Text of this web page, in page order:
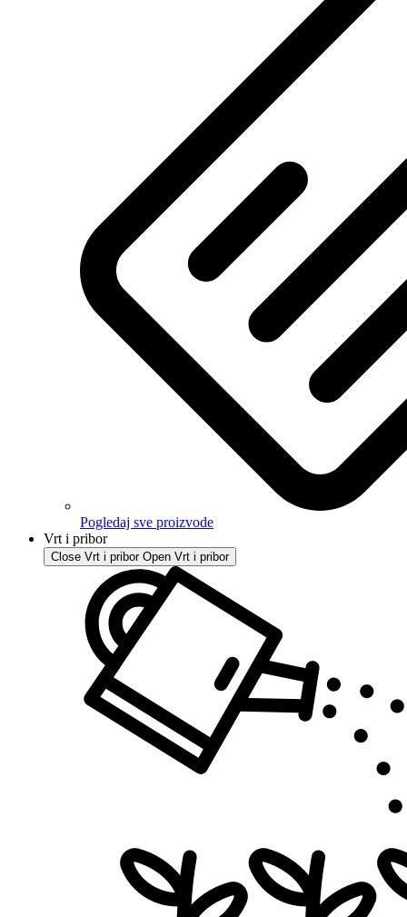
Pogledaj sve proizvode
Vrt i pribor
Close Vrt i pribor Open Vrt i pribor